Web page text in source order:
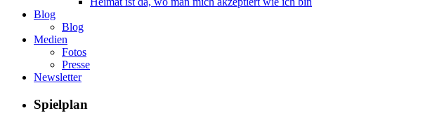
Blog
Blog
Medien
Fotos
Presse
Newsletter
Spielplan